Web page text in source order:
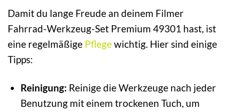
Damit du lange Freude an deinem Filmer
Fahrrad-Werkzeug-Set Premium 49301 hast, ist
eine regelmäßige Pflegewichtig. Hier sind einige
Tipps:
Reinigung: Reinige die Werkzeuge nach jeder
Benutzung mit einem trockenen Tuch, um